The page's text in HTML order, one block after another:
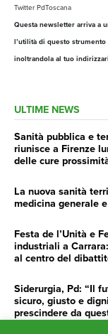
Twitter PdToscana
Questa newsletter arriva a
l’utilità di questo
inoltrandola al tuo
ULTIME NEWS
Sanità pubblica e
riunisce a Firenze
delle cure
La nuova sanità
medicina generale
Festa de l’Unità e
industriali a
al centro del
Siderurgia, Pd: “Il
sicuro, giusto e
prescindere da